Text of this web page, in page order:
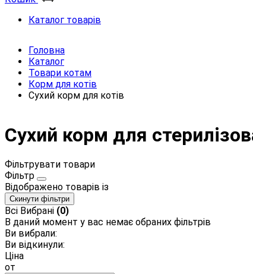
Каталог товарів
Головна
Каталог
Товари котам
Корм для котів
Сухий корм для котів
Сухий корм для
Фільтрувати товари
Фільтр
Відображено товарів із
Скинути фільтри
Всі Вибрані (0)
В даний момент у вас немає обраних фільтрів
Ви вибрали:
Ви відкинули:
Ціна
от